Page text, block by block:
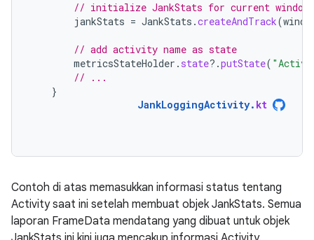
// initialize JankStats for current window
jankStats = JankStats .createAndTrack(
// add activity name as state
metricsStateHolder . state?.putState(
// ...
}
JankLoggingActivity. kt
Contoh di atas memasukkan informasi status tentang
Activity saat ini setelah membuat objek JankStats. Semua
laporan FrameData mendatang yang dibuat untuk objek